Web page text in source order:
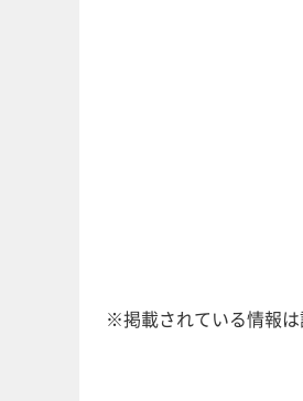
※掲載されている情報は